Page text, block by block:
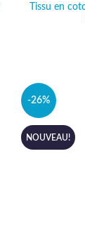
Tissu en
-26%
NOUVEAU!